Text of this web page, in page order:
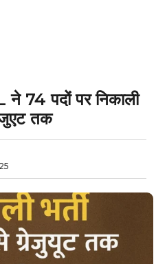
ने 74 पदों पर निकाली
तक